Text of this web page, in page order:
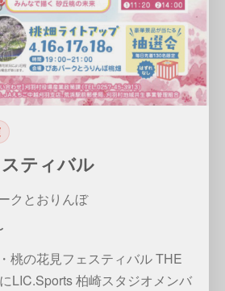
ティバル
クとおりんぼ
桃の花見フェスティバル THE
LIC.Sports 柏崎スタジオメンバ